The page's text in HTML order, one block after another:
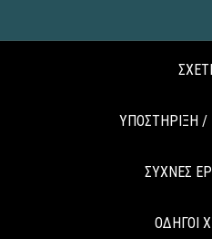
ΥΠΟΣΤΗΡΙΞΗ /
ΣΥΧΝΕΣ
ΟΔΗΓΟΙ